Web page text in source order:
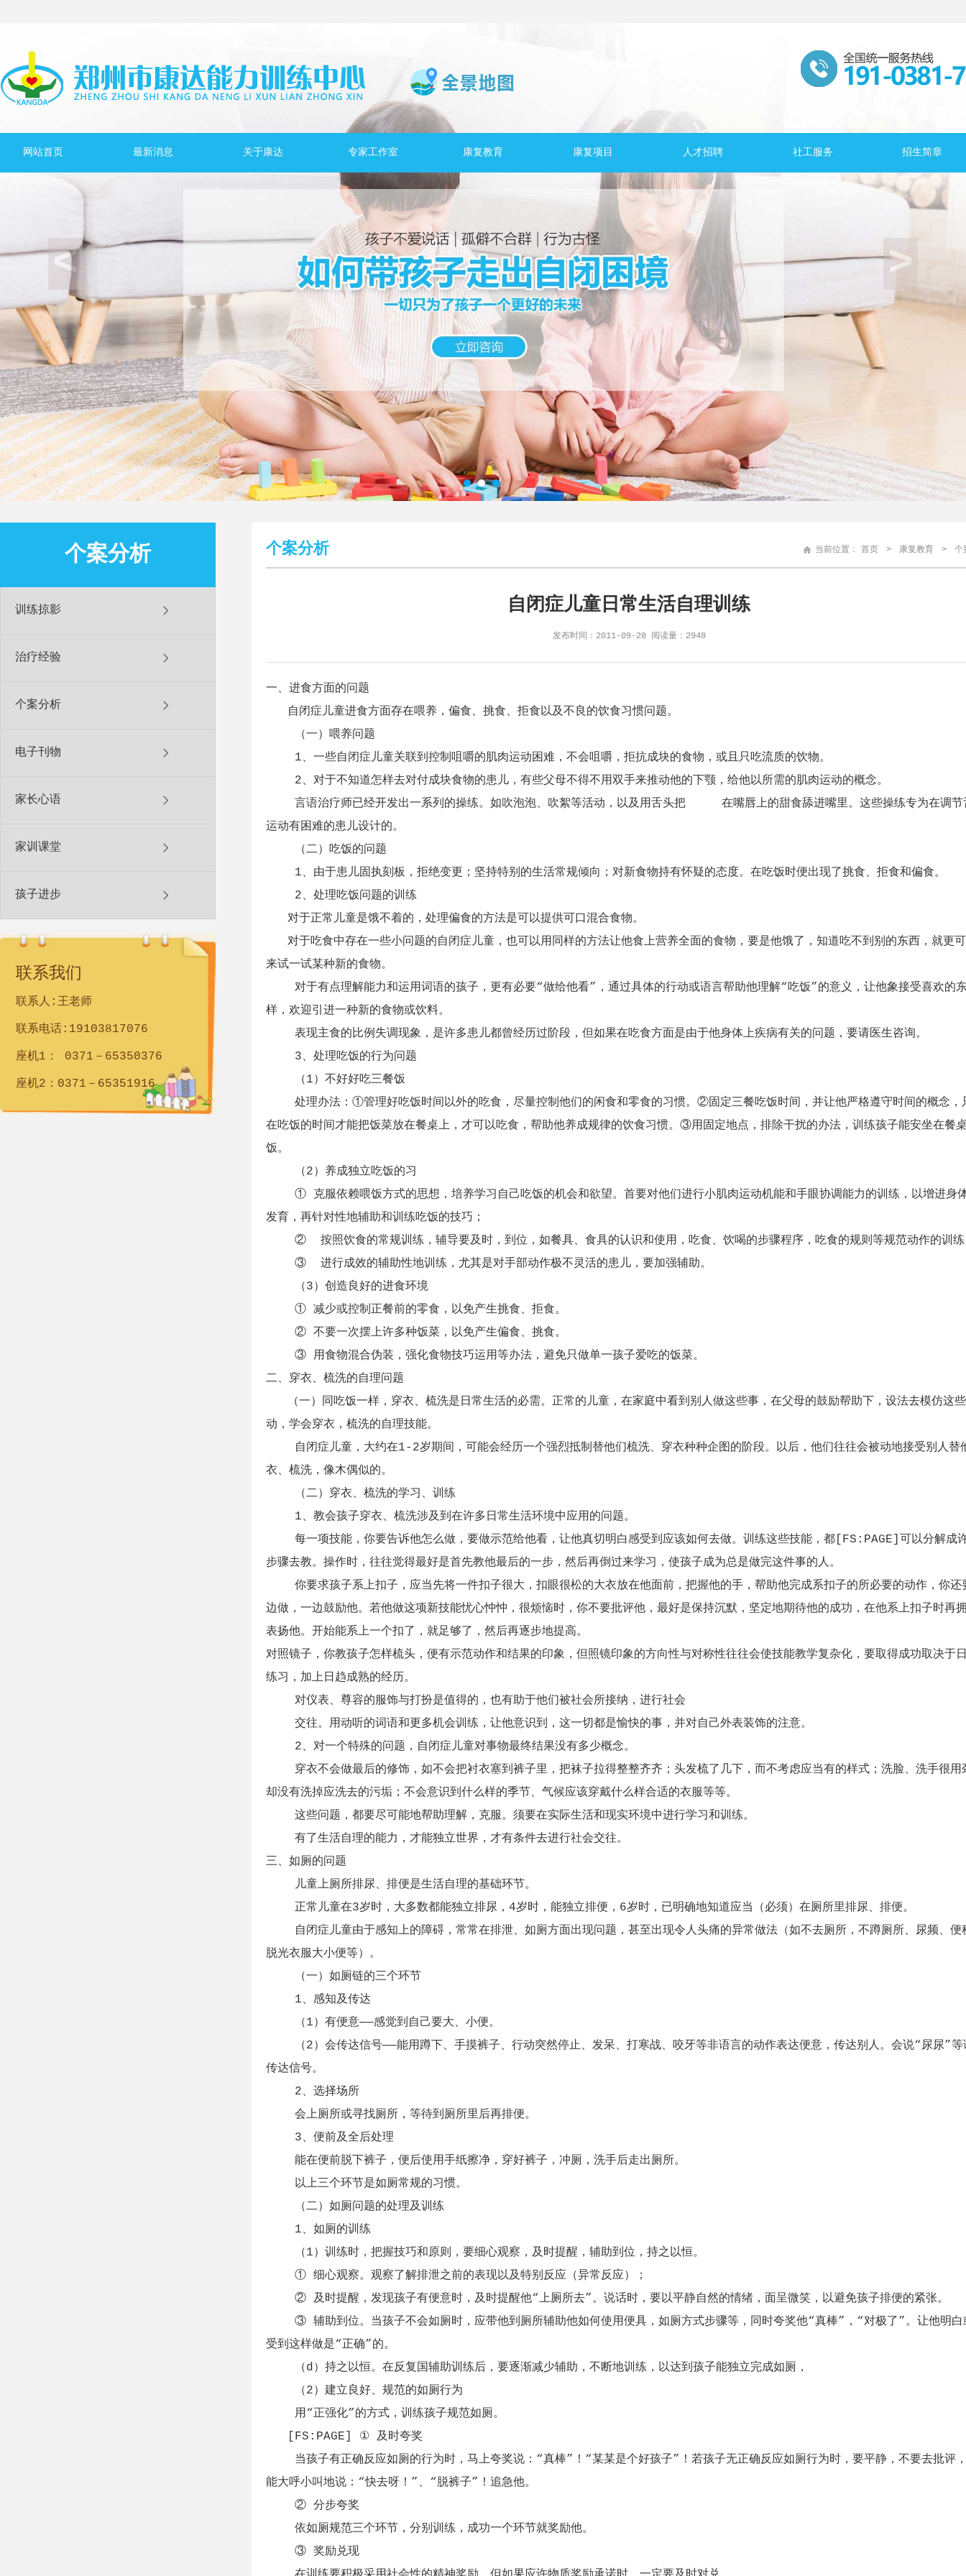
< >
网站首页 最新消息 关于康达 专家工作室 康复教育 康复项目 人才招聘 社工服务 招生简章
个案分析
训练掠影
治疗经验
个案分析
电子刊物
家长心语
家训课堂
孩子进步
联系我们
联系人:王老师
联系电话:19103817076
座机1： 0371－65350376
座机2：0371－65351916
个案分析 当前位置： 首页 > 康复教育 > 个
自闭症儿童日常生活自理训练
发布时间：2011-09-28 阅读量：2948
一、进食方面的问题
自闭症儿童进食方面存在喂养，偏食、挑食、拒食以及不良的饮食习惯问题。
（一）喂养问题
1、一些自闭症儿童关联到控制咀嚼的肌肉运动困难，不会咀嚼，拒抗成块的食物，或且只吃流质的饮物。
2、对于不知道怎样去对付成块食物的患儿，有些父母不得不用双手来推动他的下颚，给他以所需的肌肉运动的概念。
言语治疗师已经开发出一系列的操练。如吹泡泡、吹絮等活动，以及用舌头把 在嘴唇上的甜食舔进嘴里。这些操练专为在调节
运动有困难的患儿设计的。
（二）吃饭的问题
1、由于患儿固执刻板，拒绝变更；坚持特别的生活常规倾向；对新食物持有怀疑的态度。在吃饭时便出现了挑食、拒食和偏食。
2、处理吃饭问题的训练
对于正常儿童是饿不着的，处理偏食的方法是可以提供可口混合食物。
对于吃食中存在一些小问题的自闭症儿童，也可以用同样的方法让他食上营养全面的食物，要是他饿了，知道吃不到别的东西，就更
来试一试某种新的食物。
对于有点理解能力和运用词语的孩子，更有必要“做给他看”，通过具体的行动或语言帮助他理解“吃饭”的意义，让他象接受喜欢的
样，欢迎引进一种新的食物或饮料。
表现主食的比例失调现象，是许多患儿都曾经历过阶段，但如果在吃食方面是由于他身体上疾病有关的问题，要请医生咨询。
3、处理吃饭的行为问题
（1）不好好吃三餐饭
处理办法：①管理好吃饭时间以外的吃食，尽量控制他们的闲食和零食的习惯。②固定三餐吃饭时间，并让他严格遵守时间的概念，
在吃饭的时间才能把饭菜放在餐桌上，才可以吃食，帮助他养成规律的饮食习惯。③用固定地点，排除干扰的办法，训练孩子能安坐在餐
饭。
（2）养成独立吃饭的习
① 克服依赖喂饭方式的思想，培养学习自己吃饭的机会和欲望。首要对他们进行小肌肉运动机能和手眼协调能力的训练，以增进身
发育，再针对性地辅助和训练吃饭的技巧；
② 按照饮食的常规训练，辅导要及时，到位，如餐具、食具的认识和使用，吃食、饮喝的步骤程序，吃食的规则等规范动作的训
③ 进行成效的辅助性地训练，尤其是对手部动作极不灵活的患儿，要加强辅助。
（3）创造良好的进食环境
① 减少或控制正餐前的零食，以免产生挑食、拒食。
② 不要一次摆上许多种饭菜，以免产生偏食、挑食。
③ 用食物混合伪装，强化食物技巧运用等办法，避免只做单一孩子爱吃的饭菜。
二、穿衣、梳洗的自理问题
（一）同吃饭一样，穿衣、梳洗是日常生活的必需。正常的儿童，在家庭中看到别人做这些事，在父母的鼓励帮助下，设法去模仿这
动，学会穿衣，梳洗的自理技能。
自闭症儿童，大约在1-2岁期间，可能会经历一个强烈抵制替他们梳洗、穿衣种种企图的阶段。以后，他们往往会被动地接受别人替
衣、梳洗，像木偶似的。
（二）穿衣、梳洗的学习、训练
1、教会孩子穿衣、梳洗涉及到在许多日常生活环境中应用的问题。
每一项技能，你要告诉他怎么做，要做示范给他看，让他真切明白感受到应该如何去做。训练这些技能，都[FS:PAGE]可以分解成
步骤去教。操作时，往往觉得最好是首先教他最后的一步，然后再倒过来学习，使孩子成为总是做完这件事的人。
你要求孩子系上扣子，应当先将一件扣子很大，扣眼很松的大衣放在他面前，把握他的手，帮助他完成系扣子的所必要的动作，你还
边做，一边鼓励他。若他做这项新技能忧心忡忡，很烦恼时，你不要批评他，最好是保持沉默，坚定地期待他的成功，在他系上扣子时再
表扬他。开始能系上一个扣了，就足够了，然后再逐步地提高。
对照镜子，你教孩子怎样梳头，便有示范动作和结果的印象，但照镜印象的方向性与对称性往往会使技能教学复杂化，要取得成功取决于
练习，加上日趋成熟的经历。
对仪表、尊容的服饰与打扮是值得的，也有助于他们被社会所接纳，进行社会
交往。用动听的词语和更多机会训练，让他意识到，这一切都是愉快的事，并对自己外表装饰的注意。
2、对一个特殊的问题，自闭症儿童对事物最终结果没有多少概念。
穿衣不会做最后的修饰，如不会把衬衣塞到裤子里，把袜子拉得整整齐齐；头发梳了几下，而不考虑应当有的样式；洗脸、洗手很用
却没有洗掉应洗去的污垢；不会意识到什么样的季节、气候应该穿戴什么样合适的衣服等等。
这些问题，都要尽可能地帮助理解，克服。须要在实际生活和现实环境中进行学习和训练。
有了生活自理的能力，才能独立世界，才有条件去进行社会交往。
三、如厕的问题
儿童上厕所排尿、排便是生活自理的基础环节。
正常儿童在3岁时，大多数都能独立排尿，4岁时，能独立排便，6岁时，已明确地知道应当（必须）在厕所里排尿、排便。
自闭症儿童由于感知上的障碍，常常在排泄、如厕方面出现问题，甚至出现令人头痛的异常做法（如不去厕所，不蹲厕所、尿频、便
脱光衣服大小便等）。
（一）如厕链的三个环节
1、感知及传达
（1）有便意——感觉到自己要大、小便。
（2）会传达信号——能用蹲下、手摸裤子、行动突然停止、发呆、打寒战、咬牙等非语言的动作表达便意，传达别人。会说“尿尿”等
传达信号。
2、选择场所
会上厕所或寻找厕所，等待到厕所里后再排便。
3、便前及全后处理
能在便前脱下裤子，便后使用手纸擦净，穿好裤子，冲厕，洗手后走出厕所。
以上三个环节是如厕常规的习惯。
（二）如厕问题的处理及训练
1、如厕的训练
（1）训练时，把握技巧和原则，要细心观察，及时提醒，辅助到位，持之以恒。
① 细心观察。观察了解排泄之前的表现以及特别反应（异常反应）；
② 及时提醒，发现孩子有便意时，及时提醒他“上厕所去”。说话时，要以平静自然的情绪，面呈微笑，以避免孩子排便的紧张。
③ 辅助到位。当孩子不会如厕时，应带他到厕所辅助他如何使用便具，如厕方式步骤等，同时夸奖他“真棒”，“对极了”。让他明白
受到这样做是“正确”的。
（d）持之以恒。在反复国辅助训练后，要逐渐减少辅助，不断地训练，以达到孩子能独立完成如厕，
（2）建立良好、规范的如厕行为
用“正强化”的方式，训练孩子规范如厕。
[FS:PAGE] ① 及时夸奖
当孩子有正确反应如厕的行为时，马上夸奖说：“真棒”！“某某是个好孩子”！若孩子无正确反应如厕行为时，要平静，不要去批评
能大呼小叫地说：“快去呀！”、“脱裤子”！追急他。
② 分步夸奖
依如厕规范三个环节，分别训练，成功一个环节就奖励他。
③ 奖励兑现